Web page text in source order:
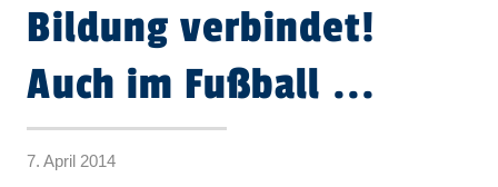
Bildung verbindet!
Auch im Fußball ...
7. April 2014